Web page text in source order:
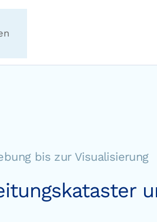
bis zur Visualisierung